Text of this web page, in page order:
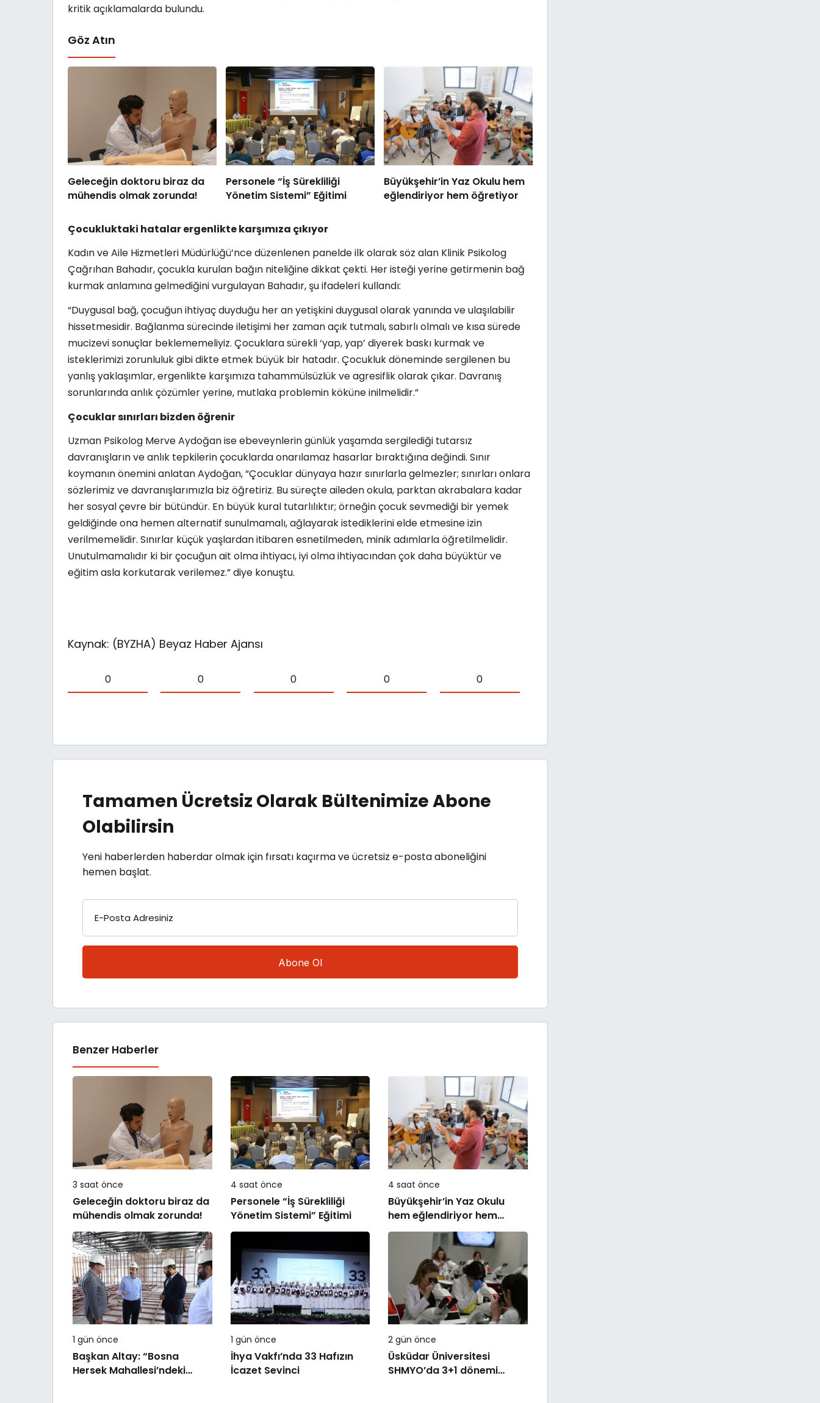
kritik açıklamalarda bulundu.
Göz Atın
Geleceğin doktoru biraz da
mühendis olmak zorunda!
Personele “İş Sürekliliği
Yönetim Sistemi” Eğitimi
Büyükşehir’in Yaz Okulu hem
eğlendiriyor hem öğretiyor
Çocukluktaki hatalar ergenlikte karşımıza çıkıyor
Kadın ve Aile Hizmetleri Müdürlüğü’nce düzenlenen panelde ilk olarak söz alan Klinik Psikolog
Çağrıhan Bahadır, çocukla kurulan bağın niteliğine dikkat çekti. Her isteği yerine getirmenin bağ
kurmak anlamına gelmediğini vurgulayan Bahadır, şu ifadeleri kullandı:
“Duygusal bağ, çocuğun ihtiyaç duyduğu her an yetişkini duygusal olarak yanında ve ulaşılabilir
hissetmesidir. Bağlanma sürecinde iletişimi her zaman açık tutmalı, sabırlı olmalı ve kısa sürede
mucizevi sonuçlar beklememeliyiz. Çocuklara sürekli ‘yap, yap’ diyerek baskı kurmak ve
isteklerimizi zorunluluk gibi dikte etmek büyük bir hatadır. Çocukluk döneminde sergilenen bu
yanlış yaklaşımlar, ergenlikte karşımıza tahammülsüzlük ve agresiflik olarak çıkar. Davranış
sorunlarında anlık çözümler yerine, mutlaka problemin köküne inilmelidir.”
Çocuklar sınırları bizden öğrenir
Uzman Psikolog Merve Aydoğan ise ebeveynlerin günlük yaşamda sergilediği tutarsız
davranışların ve anlık tepkilerin çocuklarda onarılamaz hasarlar bıraktığına değindi. Sınır
koymanın önemini anlatan Aydoğan, “Çocuklar dünyaya hazır sınırlarla gelmezler; sınırları onlara
sözlerimiz ve davranışlarımızla biz öğretiriz. Bu süreçte aileden okula, parktan akrabalara kadar
her sosyal çevre bir bütündür. En büyük kural tutarlılıktır; örneğin çocuk sevmediği bir yemek
geldiğinde ona hemen alternatif sunulmamalı, ağlayarak istediklerini elde etmesine izin
verilmemelidir. Sınırlar küçük yaşlardan itibaren esnetilmeden, minik adımlarla öğretilmelidir.
Unutulmamalıdır ki bir çocuğun ait olma ihtiyacı, iyi olma ihtiyacından çok daha büyüktür ve
eğitim asla korkutarak verilemez.” diye konuştu.
Kaynak: (BYZHA) Beyaz Haber Ajansı
0 0 0 0 0
Tamamen Ücretsiz Olarak Bültenimize Abone
Olabilirsin
Yeni haberlerden haberdar olmak için fırsatı kaçırma ve ücretsiz e-posta aboneliğini
hemen başlat.
E-Posta Adresiniz
Benzer Haberler
3 saat önce
Geleceğin doktoru biraz da
mühendis olmak zorunda!
4 saat önce
Personele “İş Sürekliliği
Yönetim Sistemi” Eğitimi
4 saat önce
Büyükşehir’in Yaz Okulu
hem eğlendiriyor hem
öğretiyor
1 gün önce
Başkan Altay: “Bosna
Hersek Mahallesi’ndeki
1 gün önce
İhya Vakfı’nda 33 Hafızın
İcazet Sevinci
2 gün önce
Üsküdar Üniversitesi
SHMYO’da 3+1 dönemi